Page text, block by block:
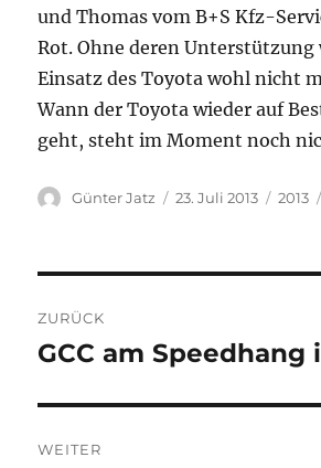
und Thomas vom B+S Kfz-
Rot. Ohne deren Unterstützung
Einsatz des Toyota wohl nicht
Wann der Toyota wieder auf
geht, steht im Moment noch
Autor
Günter Jatz
Veröffentlicht
23. Juli 2013 2013
ZURÜCK
Vorheriger
GCC am Speedhang
WEITER